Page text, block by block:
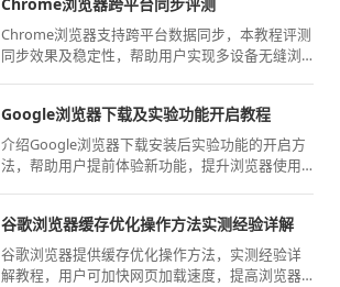
Chrome浏览器支持跨平台数据同步，本教程评测
同步效果及稳定性，帮助用户实现多设备无缝浏
Google浏览器下载及实验功能开启教程
介绍Google浏览器下载安装后实验功能的开启方
法，帮助用户提前体验新功能，提升浏览器使用
谷歌浏览器缓存优化操作方法实测经验详解
谷歌浏览器提供缓存优化操作方法，实测经验详
解教程，用户可加快网页加载速度，提高浏览器